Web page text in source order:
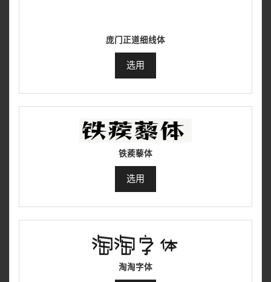
庞门正道细线体
选用
铁蒺藜体
选用
淘淘字体